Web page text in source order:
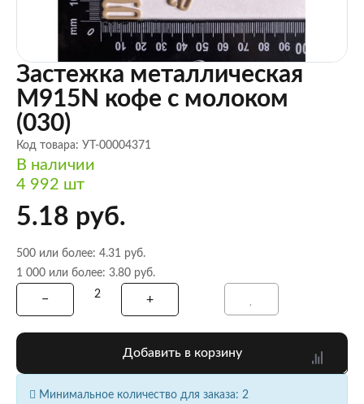
Застежка металлическая
M915N кофе с молоком
(030)
Код товара: УТ-00004371
В наличии
4 992 шт
5.18 руб.
500 или более: 4.31 руб.
1 000 или более: 3.80 руб.
Добавить в корзину
Минимальное количество для заказа: 2